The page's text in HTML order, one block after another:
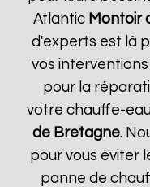
Atlantic Montoir
d'experts est là
vos
pour la
votre chauffe-
de Bretagne.
pour vous éviter
panne de